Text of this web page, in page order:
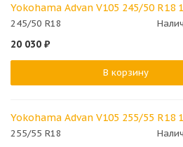
Yokohama Advan V105 245/50 R18
245/50 R18
20 030 ₽
В корзину
Yokohama Advan V105 255/55 R18
255/55 R18